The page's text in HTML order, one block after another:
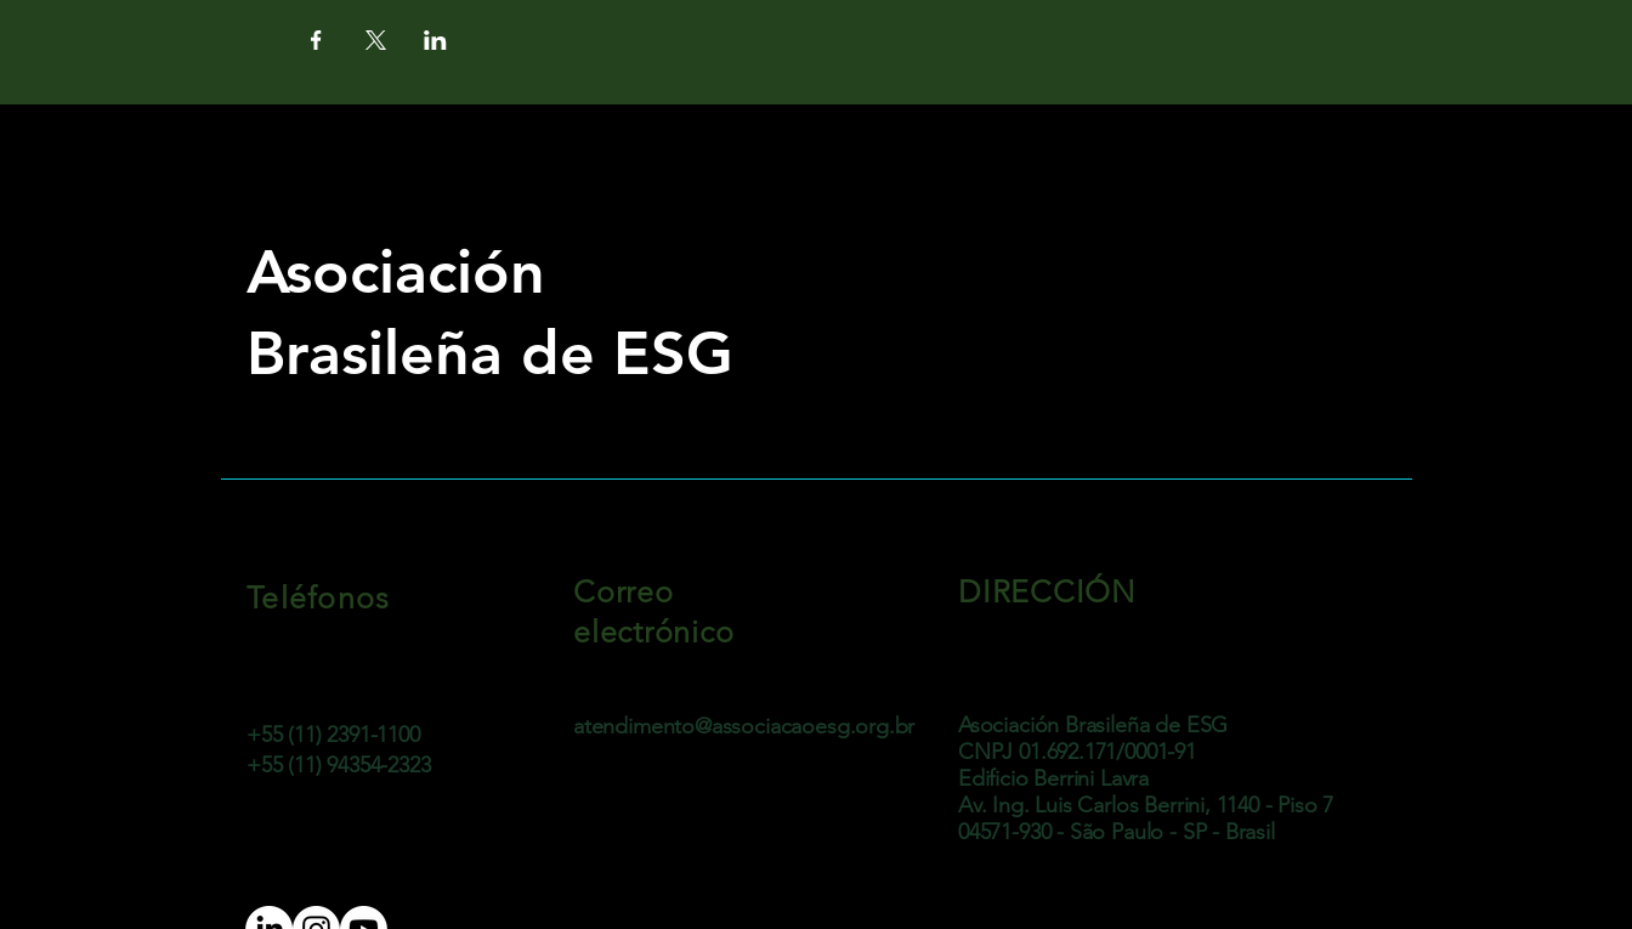
Asociación
Brasileña de ESG
Teléfonos
+55 (11) 2391-1100
+55 (11) 94354-2323
Correo
electrónico
DIRECCIÓN
atendimento@associacaoesg.org.br
Asociación Brasileña de ESG
CNPJ 01.692.171/0001-91
Edificio Berrini Lavra
Av. Ing. Luis Carlos Berrini, 1140 - Piso 7
04571-930 - São Paulo - SP - Brasil